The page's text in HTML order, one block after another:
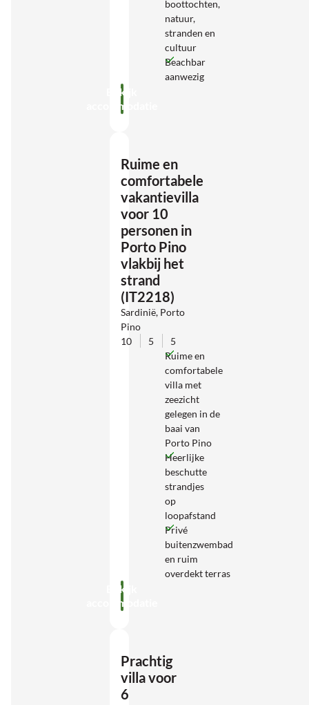
boottochten,
natuur,
stranden en
cultuur
Beachbar
aanwezig
Bekijk
accommodatie
Ruime en
comfortabele
vakantievilla
voor 10
personen in
Porto Pino
vlakbij het
strand
(IT2218)
Sardinië, Porto
Pino
10
5
5
Ruime en
comfortabele
villa met
zeezicht
gelegen in de
baai van
Porto Pino
Heerlijke
beschutte
strandjes
op
loopafstand
Privé
buitenzwembad
en ruim
overdekt terras
Bekijk
accommodatie
Prachtig
villa voor
6